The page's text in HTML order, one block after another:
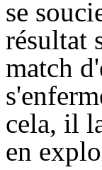
se
résultat
match
cela, il
en